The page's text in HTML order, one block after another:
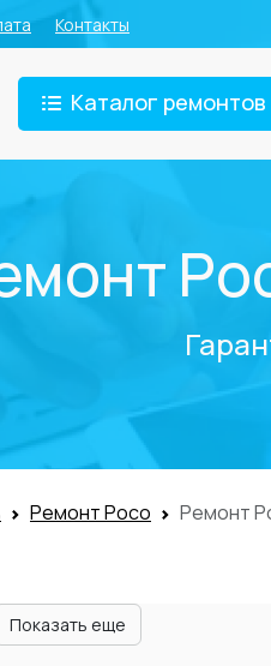
Контакты
Каталог ремонтов
Ремонт Poco Ремонт
Показать еще